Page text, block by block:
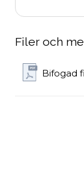
Filer och
Bifogad